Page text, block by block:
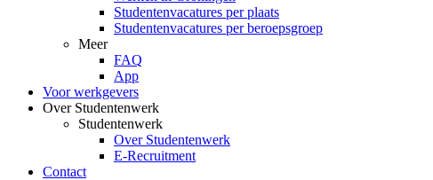
Studentenvacatures per plaats
Studentenvacatures per beroepsgroep
Meer
FAQ
App
Voor werkgevers
Over Studentenwerk
Studentenwerk
Over Studentenwerk
E-Recruitment
Contact